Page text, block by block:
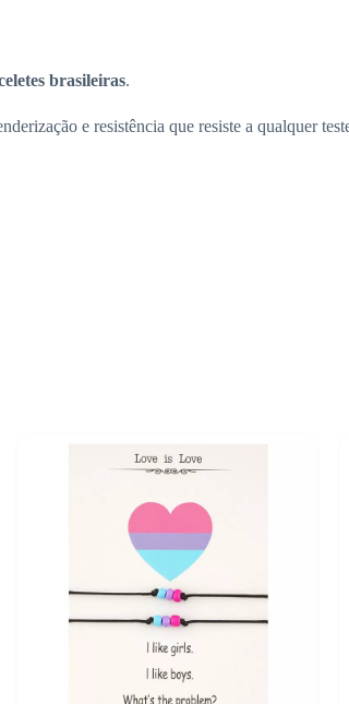
brasileiras.
e resistência que resiste a qualquer